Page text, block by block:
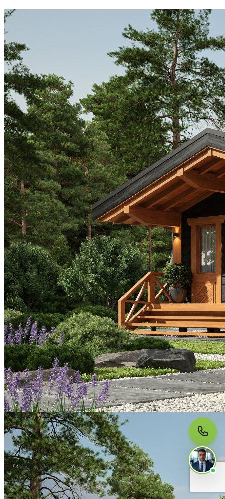
МЫ НА СВЯЗИ
Пишите нам
Онлайн · ответим за 5 минут
в рабочее время
Telegram
WhatsApp
MAX